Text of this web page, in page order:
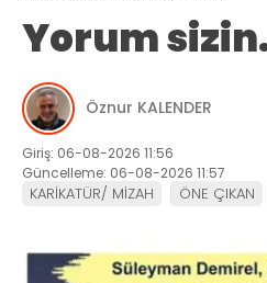
Yorum
Öznur KALENDER
Giriş: 06-08-2026 11:56
Güncelleme: 06-08-2026 11:57
KARİKATÜR/ MİZAH ÖNE ÇIKAN